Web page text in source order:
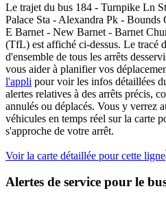
Le trajet du bus 184 - Turnpike Ln
Palace Sta - Alexandra Pk -
E Barnet - New Barnet - Barnet
(TfL) est affiché ci-dessus. Le tracé
d'ensemble de tous les arrêts
vous aider à planifier vos
l'appli pour voir les infos détaillées
alertes relatives à des arrêts précis,
annulés ou déplacés. Vous y verrez
véhicules en temps réel sur la carte
s'approche de votre arrêt.
Voir la carte détaillée pour cette ligne
Alertes de service pour le